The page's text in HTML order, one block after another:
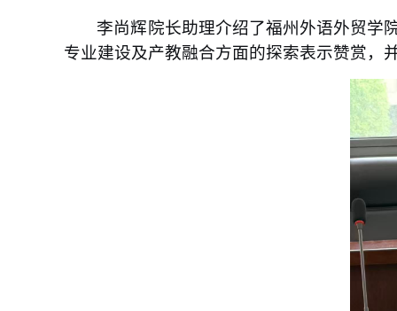
李尚辉院长助理介绍了福州外语外贸学
专业建设及产教融合方面的探索表示赞赏，